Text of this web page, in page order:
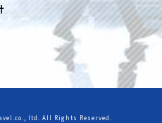
ltd. All Rights Reserved.